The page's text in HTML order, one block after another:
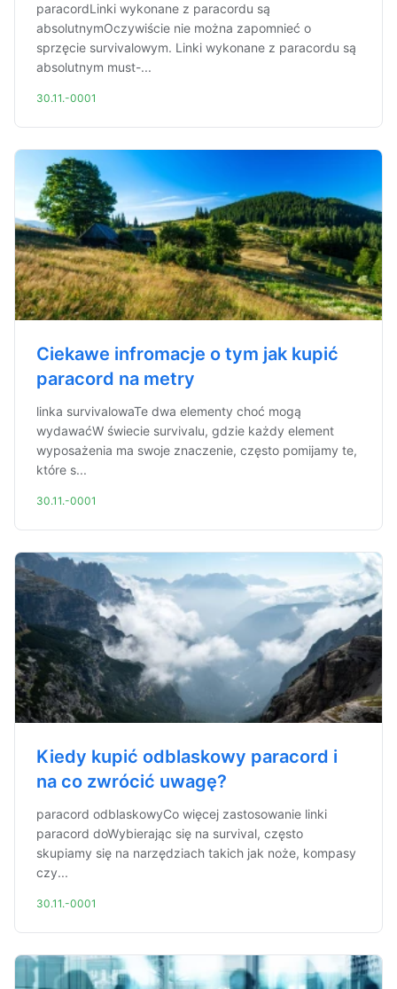
paracordLinki wykonane z paracordu są
absolutnymOczywiście nie można zapomnieć o
sprzęcie survivalowym. Linki wykonane z paracordu są
absolutnym must-...
30.11.-0001
Ciekawe infromacje o tym jak kupić
paracord na metry
linka survivalowaTe dwa elementy choć mogą
wydawaćW świecie survivalu, gdzie każdy element
wyposażenia ma swoje znaczenie, często pomijamy te,
które s...
30.11.-0001
Kiedy kupić odblaskowy paracord i
na co zwrócić uwagę?
paracord odblaskowyCo więcej zastosowanie linki
paracord doWybierając się na survival, często
skupiamy się na narzędziach takich jak noże, kompasy
czy...
30.11.-0001